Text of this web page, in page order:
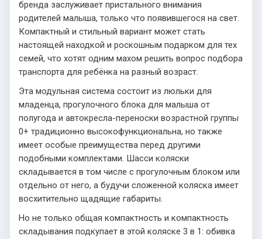
бренда заслуживает пристального внимания
родителей малыша, только что появившегося на свет.
Компактный и стильный вариант может стать
настоящей находкой и роскошным подарком для тех
семей, что хотят одним махом решить вопрос подбора
транспорта для ребёнка на разный возраст.
Эта модульная система состоит из люльки для
младенца, прогулочного блока для малыша от
полугода и автокресла-переноски возрастной группы
0+ традиционно высокофункциональна, но также
имеет особые преимущества перед другими
подобными комплектами. Шасси коляски
складывается в том числе с прогулочным блоком или
отдельно от него, а будучи сложенной коляска имеет
восхитительно щадящие габариты.
Но не только общая компактность и компактность
складывания подкупает в этой коляске 3 в 1: обивка